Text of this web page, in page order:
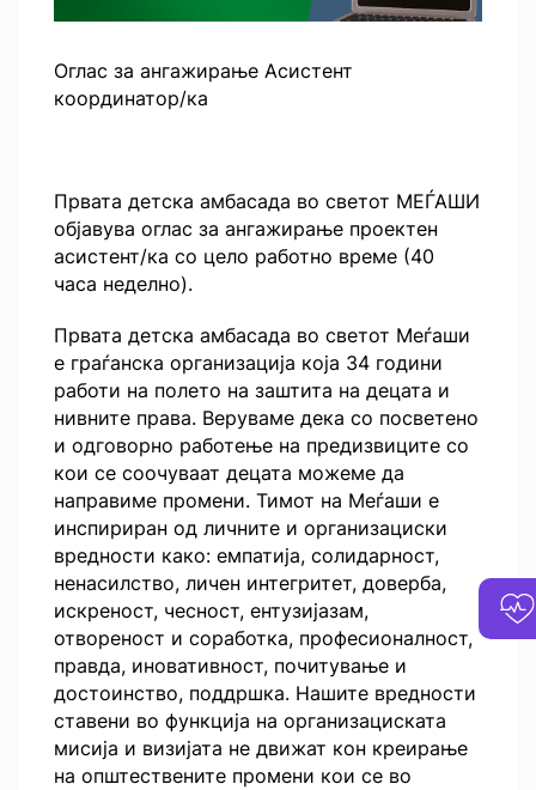
Оглас за ангажирање Асистент
координатор/ка
Првата детска амбасада во светот МЕЃАШИ
објавува оглас за ангажирање проектен
асистент/ка со цело работно време (40
часа неделно).
Првата детска амбасада во светот Меѓаши
е граѓанска организација која 34 години
работи на полето на заштита на децата и
нивните права. Веруваме дека со посветено
и одговорно работење на предизвиците со
кои се соочуваат децата можеме да
направиме промени. Тимот на Меѓаши е
инспириран од личните и организациски
вредности како: емпатија, солидарност,
ненасилство, личен интегритет, доверба,
искреност, чесност, ентузијазам,
отвореност и соработка, професионалност,
правда, иновативност, почитување и
достоинство, поддршка. Нашите вредности
ставени во функција на организациската
мисија и визијата не движат кон креирање
на општествените промени кои се во